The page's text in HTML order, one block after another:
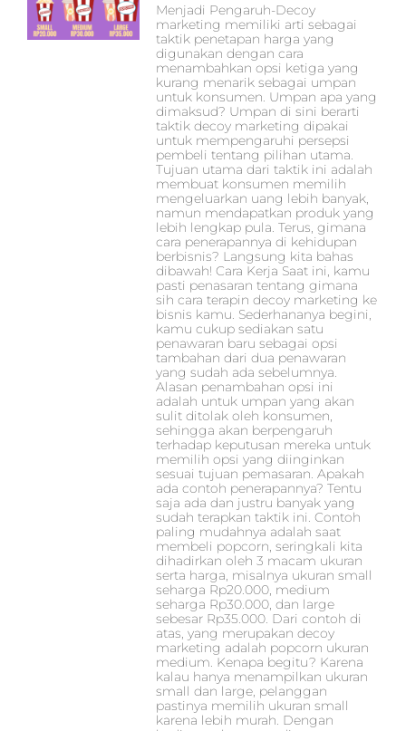
Menjadi Pengaruh-Decoy
marketing memiliki arti sebagai
taktik penetapan harga yang
digunakan dengan cara
menambahkan opsi ketiga yang
kurang menarik sebagai umpan
untuk konsumen. Umpan apa yang
dimaksud? Umpan di sini berarti
taktik decoy marketing dipakai
untuk mempengaruhi persepsi
pembeli tentang pilihan utama.
Tujuan utama dari taktik ini adalah
membuat konsumen memilih
mengeluarkan uang lebih banyak,
namun mendapatkan produk yang
lebih lengkap pula. Terus, gimana
cara penerapannya di kehidupan
berbisnis? Langsung kita bahas
dibawah! Cara Kerja Saat ini, kamu
pasti penasaran tentang gimana
sih cara terapin decoy marketing ke
bisnis kamu. Sederhananya begini,
kamu cukup sediakan satu
penawaran baru sebagai opsi
tambahan dari dua penawaran
yang sudah ada sebelumnya.
Alasan penambahan opsi ini
adalah untuk umpan yang akan
sulit ditolak oleh konsumen,
sehingga akan berpengaruh
terhadap keputusan mereka untuk
memilih opsi yang diinginkan
sesuai tujuan pemasaran. Apakah
ada contoh penerapannya? Tentu
saja ada dan justru banyak yang
sudah terapkan taktik ini. Contoh
paling mudahnya adalah saat
membeli popcorn, seringkali kita
dihadirkan oleh 3 macam ukuran
serta harga, misalnya ukuran small
seharga Rp20.000, medium
seharga Rp30.000, dan large
sebesar Rp35.000. Dari contoh di
atas, yang merupakan decoy
marketing adalah popcorn ukuran
medium. Kenapa begitu? Karena
kalau hanya menampilkan ukuran
small dan large, pelanggan
pastinya memilih ukuran small
karena lebih murah. Dengan